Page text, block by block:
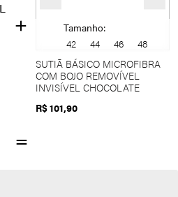
Tamanho:
42
44 46
48
SUTIÃ BÁSICO MICROFIBRA
COM BOJO REMOVÍVEL
INVISÍVEL CHOCOLATE
R$ 101,90